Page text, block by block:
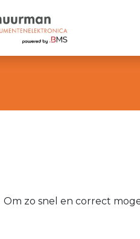
Om zo snel en correct